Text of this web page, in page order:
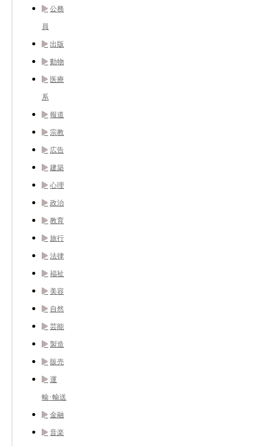
公務
員
出版
動物
医療
系
報道
宗教
広告
建築
心理
政治
教育
旅行
法律
福祉
美容
自然
芸能
製造
販売
運
輸･輸送
金融
音楽